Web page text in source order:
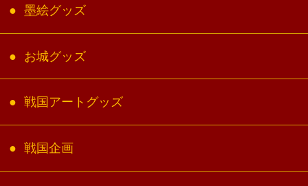
墨絵グッズ
お城グッズ
戦国アートグッズ
戦国企画